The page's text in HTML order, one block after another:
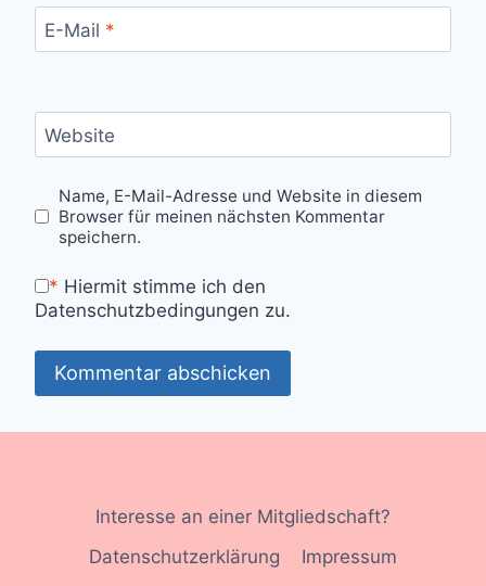
E-Mail *
Website
Name, E-Mail-Adresse und Website in diesem
Browser für meinen nächsten Kommentar
speichern.
* Hiermit stimme ich den
Datenschutzbedingungen zu.
Interesse an einer Mitgliedschaft?
Datenschutzerklärung
Impressum